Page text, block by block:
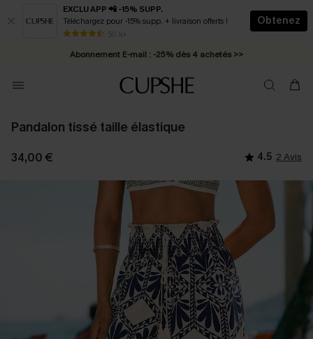
EXCLU APP 📲 -15% SUPP.
Téléchargez pour -15% supp. + livraison offerts !
50 k+
Obtenez
* Livraison éclair 2-3 jours ouvrés >>
Abonnement E-mail : -25% dès 4 achetés >>
Pandalon tissé taille élastique
34,00 € 4.5 2 Avis